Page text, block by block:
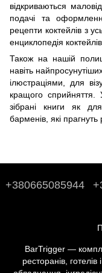
відкриваються
подачі та
рецепти коктейлів з
енциклопедія коктейлів.
Також на нашій
навіть
ілюстраціями, для
кращого сприйняття.
зібрані книги як
барменів, які прагнуть
+380665085944
BarTrigger —
ресторанів, готелів